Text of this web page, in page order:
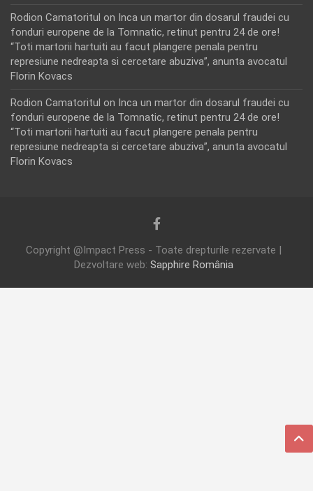
Rodion Camatoritul on Inca un martor din dosarul fraudei cu
fonduri europene de la Tomnatic, retinut pentru 24 de ore!
“Toti martorii hartuiti au facut plangere penala pentru
represiune nedreapta si cercetare abuziva”, anunta avocatul
Florin Kovacs
Rodion Camatoritul on Inca un martor din dosarul fraudei cu
fonduri europene de la Tomnatic, retinut pentru 24 de ore!
“Toti martorii hartuiti au facut plangere penala pentru
represiune nedreapta si cercetare abuziva”, anunta avocatul
Florin Kovacs
Copyright @Impact Press - Toate drepturile rezervate |
Dezvoltare web: Sapphire România